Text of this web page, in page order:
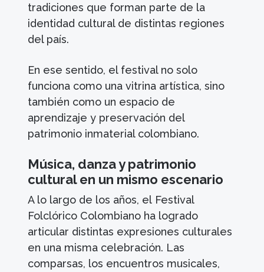
tradiciones que forman parte de la
identidad cultural de distintas regiones
del país.
En ese sentido, el festival no solo
funciona como una vitrina artística, sino
también como un espacio de
aprendizaje y preservación del
patrimonio inmaterial colombiano.
Música, danza y patrimonio
cultural en un mismo escenario
A lo largo de los años, el Festival
Folclórico Colombiano ha logrado
articular distintas expresiones culturales
en una misma celebración. Las
comparsas, los encuentros musicales,